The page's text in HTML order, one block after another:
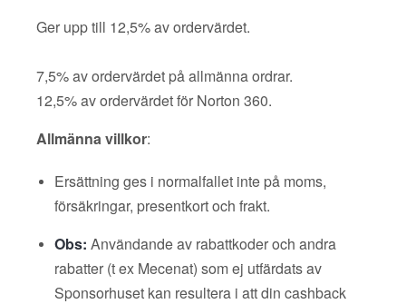
Ger upp till 12,5% av ordervärdet.
7,5% av ordervärdet på allmänna ordrar.
12,5% av ordervärdet för Norton 360.
Allmänna villkor:
Ersättning ges i normalfallet inte på moms,
försäkringar, presentkort och frakt.
Obs: Användande av rabattkoder och andra
rabatter (t ex Mecenat) som ej utfärdats av
Sponsorhuset kan resultera i att din cashback